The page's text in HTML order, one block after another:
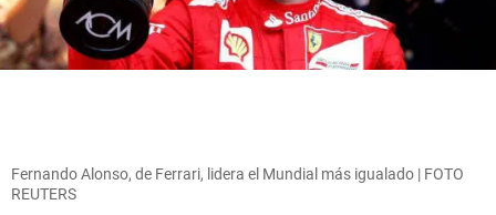
Fernando Alonso, de Ferrari, lidera el Mundial más igualado | FOTO
REUTERS